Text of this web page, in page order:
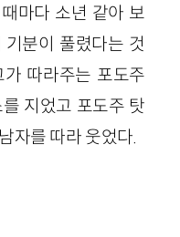
마다 소년 같아 보
분이 풀렸다는 것
따라주는 포도주
지었고 포도주 탓
자를 따라 웃었다.